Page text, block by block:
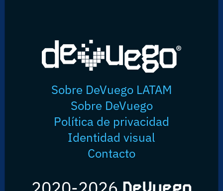
Sobre DeVuego LATAM
Sobre DeVuego
Política de privacidad
Identidad visual
Contacto